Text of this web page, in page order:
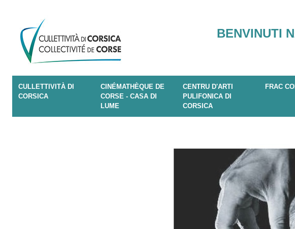
BENVINUTI
CULLETTIVITÀ DI
CORSICA
CINÉMATHÈQUE DE
CORSE - CASA DI
LUME
CENTRU D'ARTI
PULIFONICA DI
CORSICA
FRAC